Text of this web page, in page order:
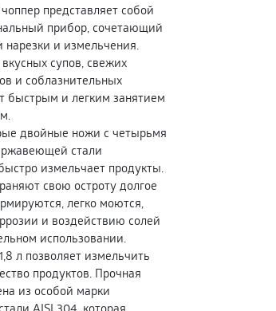
представляет собой
прибор, сочетающий
и измельчения.
супов, свежих
и соблазнительных
быстрым и легким занятием
двойные ножи с четырьмя
стали
измельчает продукты.
свою остроту долгое
легко моются,
и воздействию солей
использовании.
л позволяет измельчить
продуктов. Прочная
из особой марки
AISI 304, которая